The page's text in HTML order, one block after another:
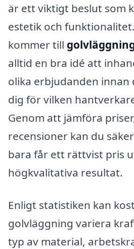
är ett viktigt beslut som
estetik och
kommer till
alltid en bra idé att
olika erbjudanden innan
dig för vilken
Genom att jämföra
recensioner kan du
bara får ett rättvist pris
högkvalitativa resultat.
Enligt statistiken kan
golvläggning variera
typ av material,